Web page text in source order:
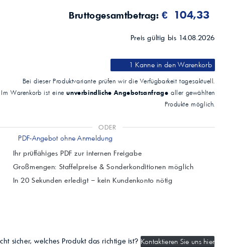
Bruttogesamtbetrag:€ 104,33
Preis gültig bis 14.08.2026
1 Kannein den Warenkorb
Bei dieser Produktvariante prüfen wir die Verfügbarkeit tagesaktuell.
Im Warenkorb ist eineunverbindliche Angebotsanfrage aller gewählten
Produkte möglich.
ODER
PDF-Angebot ohne Anmeldung
Ihr prüffähiges PDF zur internen Freigabe
Großmengen: Staffelpreise & Sonderkonditionen möglich
In 20 Sekunden erledigt – kein Kundenkonto nötig
sicher, welches Produkt das richtige ist? Kontaktieren Sie uns hier